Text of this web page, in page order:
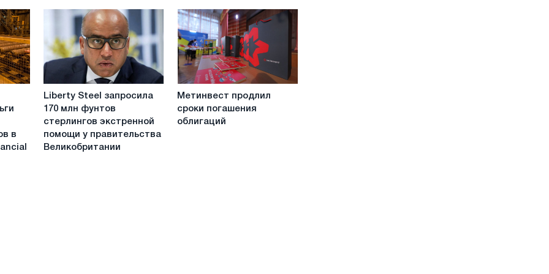
платить
кредитам
Greensill
предоставлении
финансовой
помощи
в
Liberty
Steel
запросила
млн
Liberty Steel запросила
170 млн фунтов
стерлингов экстренной
помощи у правительства
Великобритании
Метинвест
сроки
погашения
Метинвест продлил
сроки погашения
облигаций